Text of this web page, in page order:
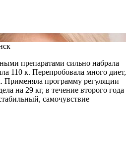
препаратами сильно набрала
110 к. Перепробовала много диет,
Применяла программу регуляции
на 29 кг, в течение второго года
самочувствие